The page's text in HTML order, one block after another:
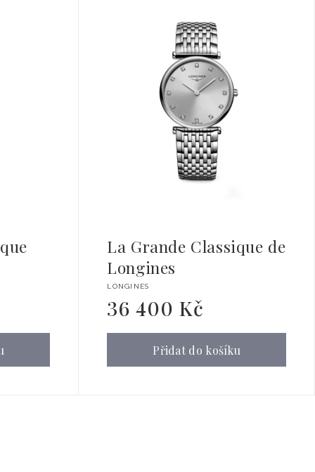
La Grande Classique de
Longines
Dodavatel:
LONGINES
Běžná
cena
36 400 Kč
Přidat do košíku